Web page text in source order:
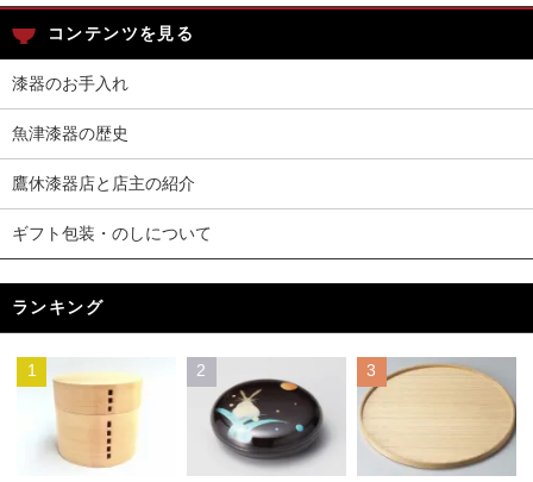
コンテンツを見る
漆器のお手入れ
魚津漆器の歴史
鷹休漆器店と店主の紹介
ギフト包装・のしについて
ランキング
1 2 3